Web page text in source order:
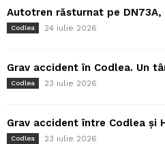
Autotren răsturnat pe DN73A,
Codlea 24 iulie 2026
Grav accident în Codlea. Un
Codlea 23 iulie 2026
Grav accident între Codlea și
Codlea 23 iulie 2026